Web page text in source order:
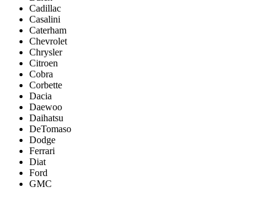
Cadillac
Casalini
Caterham
Chevrolet
Chrysler
Citroen
Cobra
Corbette
Dacia
Daewoo
Daihatsu
DeTomaso
Dodge
Ferrari
Diat
Ford
GMC